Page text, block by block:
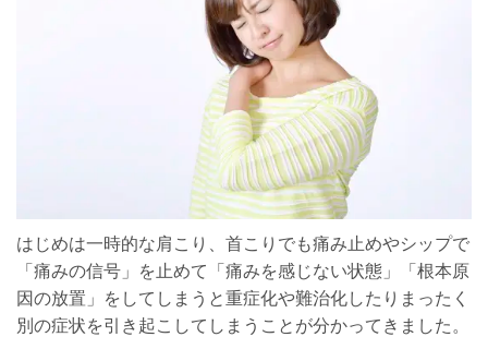
はじめは一時的な肩こり、首こりでも痛み止めやシップで
「痛みの信号」を止めて「痛みを感じない状態」「根本原
因の放置」をしてしまうと重症化や難治化したりまったく
別の症状を引き起こしてしまうことが分かってきました。